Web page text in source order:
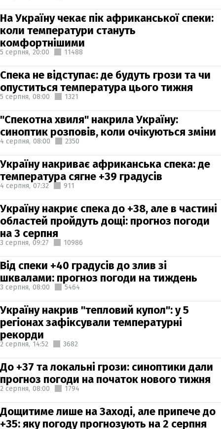
На Україну чекає пік африканської спеки:
коли температури стануть
комфортнішими
5 серпня, 20:00 11488
Спека не відступає: де будуть грози та чи
опуститься температура цього тижня
5 серпня, 08:00 1321
"Спекотна хвиля" накрила Україну:
синоптик розповів, коли очікуються зміни
4 серпня, 08:00 2350
Україну накриває африканська спека: де
температура сягне +39 градусів
4 серпня, 07:32 911
Україну накриє спека до +38, але в частині
областей пройдуть дощі: прогноз погоди
на 3 серпня
3 серпня, 09:27 10986
Від спеки +40 градусів до злив зі
шквалами: прогноз погоди на тиждень
3 серпня, 08:00 5464
Україну накрив "тепловий купол": у 5
регіонах зафіксували температурні
рекорди
2 серпня, 14:52 3682
До +37 та локальні грози: синоптики дали
прогноз погоди на початок нового тижня
2 серпня, 08:00 1794
Дощитиме лише на Заході, але припече до
+35: яку погоду прогнозують на 2 серпня